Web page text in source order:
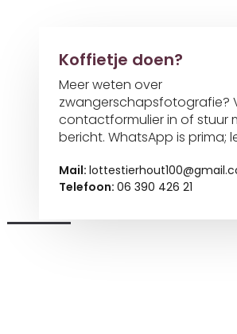
Koffietje doen?
Meer weten over
zwangerschapsfotografie?
contactformulier in of stuur
bericht. WhatsApp is prima;
Mail:
Telefoon: 06 390 426 21